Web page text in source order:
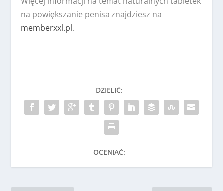
na powiększanie penisa znajdziesz na
memberxxl.pl.
DZIELIĆ:
OCENIAĆ: